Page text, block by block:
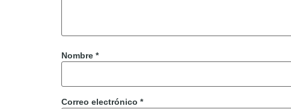
Nombre *
Correo electrónico *